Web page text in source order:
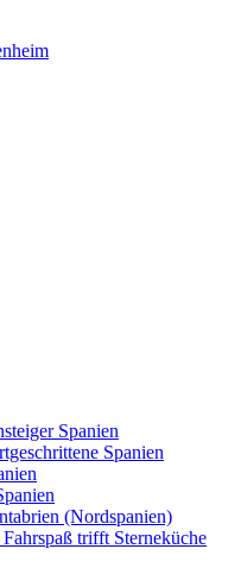
Spanien
Spanien
(Nordspanien)
trifft Sterneküche